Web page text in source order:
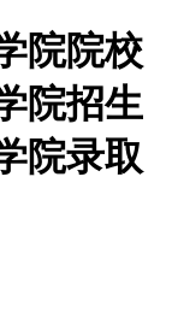
院院校
院招生
院录取